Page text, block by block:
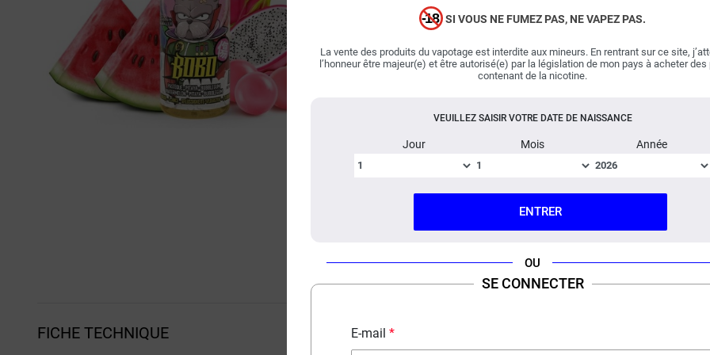
SI VOUS NE FUMEZ PAS, NE VAPEZ PAS.
La vente des produits du vapotage est interdite aux mineurs. En rentrant sur ce site,
l’honneur être majeur(e) et être autorisé(e) par la législation de mon pays à acheter des
contenant de la nicotine.
VEUILLEZ SAISIR VOTRE DATE DE NAISSANCE
Jour Mois Année
ENTRER
OU
SE CONNECTER
E-mail
fruitées. Le eliquide Bobo est un juice addictif qui
restitue un généreux bubble-gum à la sucrosité
modérée. Au sein de ce dernier, le créateur français a
placé un coeur composé defruits du dragon et de
Saiyen Vapor revisite un grand classique et le sublime !
E-liquide boosté en arômes , vendu en flacon
de 60 ml.
QUESTION / RÉPONSE
FICHE TECHNIQUE